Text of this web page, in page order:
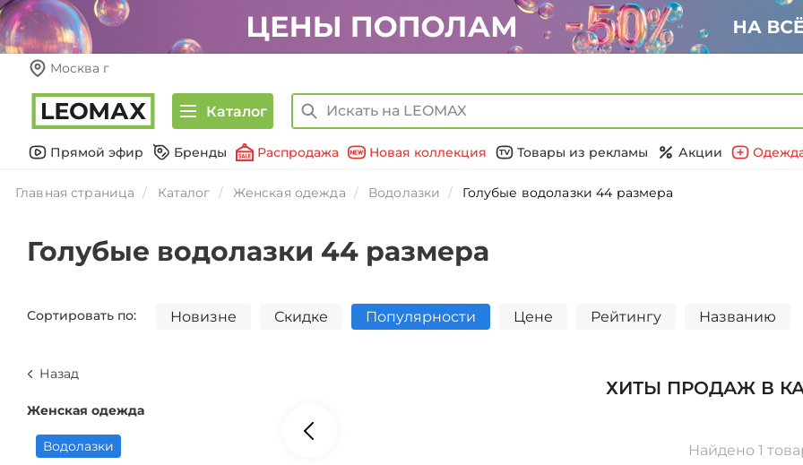
Москва г
Каталог
Прямой эфир Бренды Распродажа Новая коллекция Товары из рекламы Акции
Главная страница Каталог Женская одежда Водолазки Голубые водолазки 44 размера
Голубые водолазки 44 размера
Сортировать по: Новизне Скидке Популярности Цене Рейтингу Названию
Назад
Женская одежда
Водолазки
ХИТЫ ПРОДАЖ В
Найдено 1